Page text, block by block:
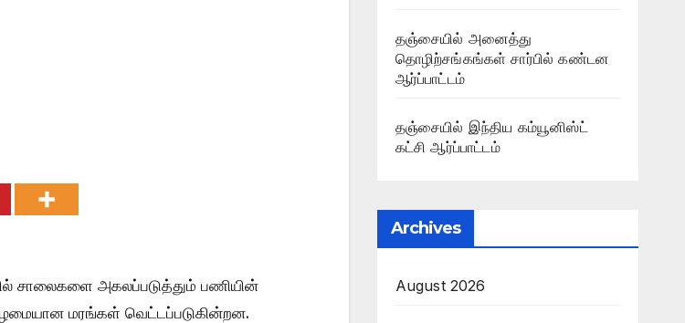
சாலைகளை அகலப்படுத்தும் பணியின்
மரங்கள் வெட்டப்படுகின்றன.
தஞ்சையில் அனைத்து
தொழிற்சங்கங்கள் சார்பில் கண்டன
ஆர்ப்பாட்டம்
தஞ்சையில் இந்திய கம்யூனிஸ்ட்
கட்சி ஆர்ப்பாட்டம்
Archives
August 2026